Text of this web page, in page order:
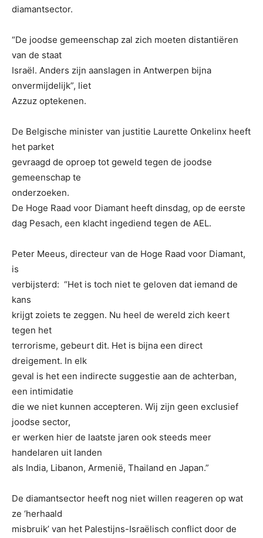
diamantsector.
“De joodse gemeenschap zal zich moeten distantiëren
van de staat
Israël. Anders zijn aanslagen in Antwerpen bijna
onvermijdelijk”, liet
Azzuz optekenen.
De Belgische minister van justitie Laurette Onkelinx heeft
het parket
gevraagd de oproep tot geweld tegen de joodse
gemeenschap te
onderzoeken.
De Hoge Raad voor Diamant heeft dinsdag, op de eerste
dag Pesach, een klacht ingediend tegen de AEL.
Peter Meeus, directeur van de Hoge Raad voor Diamant,
is
verbijsterd: “Het is toch niet te geloven dat iemand de
kans
krijgt zoiets te zeggen. Nu heel de wereld zich keert
tegen het
terrorisme, gebeurt dit. Het is bijna een direct
dreigement. In elk
geval is het een indirecte suggestie aan de achterban,
een intimidatie
die we niet kunnen accepteren. Wij zijn geen exclusief
joodse sector,
er werken hier de laatste jaren ook steeds meer
handelaren uit landen
als India, Libanon, Armenië, Thailand en Japan.”
De diamantsector heeft nog niet willen reageren op wat
ze ‘herhaald
misbruik’ van het Palestijns-Israëlisch conflict door de